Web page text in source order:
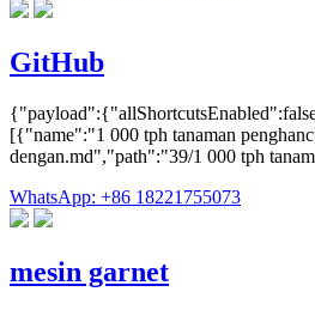
GitHub
[{"name":"1 000 tph tanaman
dengan.md","path":"39/1 000 tph
WhatsApp: +86 18221755073
mesin garnet